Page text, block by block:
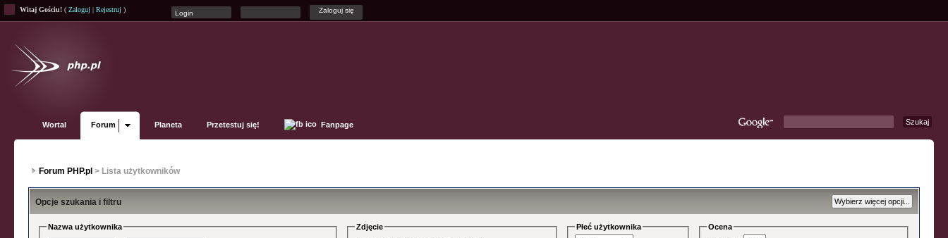
Witaj Gościu! ( Zaloguj | Rejestruj )
Wortal Forum Planeta Przetestuj się! Fanpage
Forum PHP.pl > Lista użytkowników
Opcje szukania i filtru
Nazwa użytkownika
Zdjęcie
Płeć użytkownika
Ocena